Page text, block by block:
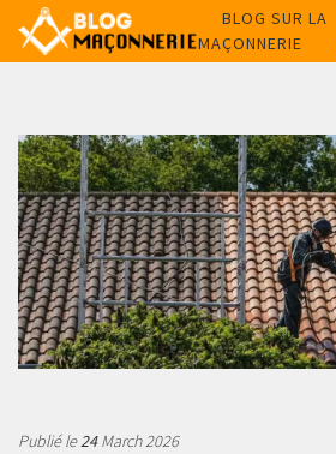
BLOG SUR LA
MAÇONNERIE
Publié le24March 2026